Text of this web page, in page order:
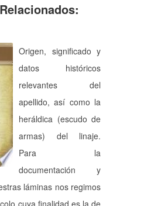
Origen, significado y
datos históricos
relevantes del
apellido, así como la
heráldica (escudo de
armas) del linaje.
Para la
documentación y
láminas nos regimos
cuya finalidad es la de